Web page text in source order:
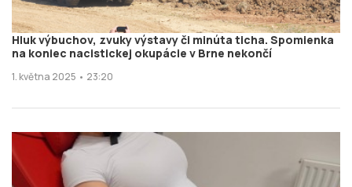
Hluk výbuchov, zvuky výstavy či minúta ticha. Spomienka
na koniec nacistickej okupácie v Brne nekončí
1. května 2025 • 23:20